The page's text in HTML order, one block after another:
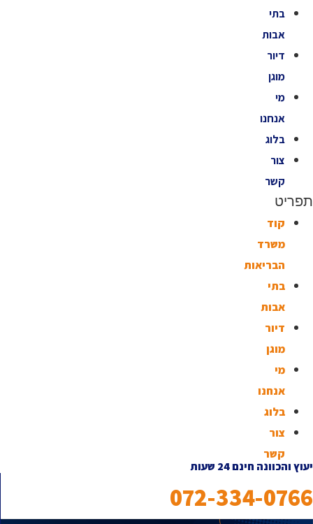
בתי
אבות
דיור
מוגן
מי
אנחנו
בלוג
צור
קשר
תפריט
קוד
משרד
הבריאות
בתי
אבות
דיור
מוגן
מי
אנחנו
בלוג
צור
קשר
יעוץ והכוונה חינם 24 שעות
072-334-0766